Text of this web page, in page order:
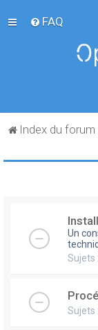
FAQ
Index du forum
Un
Sujets :
Sujets :